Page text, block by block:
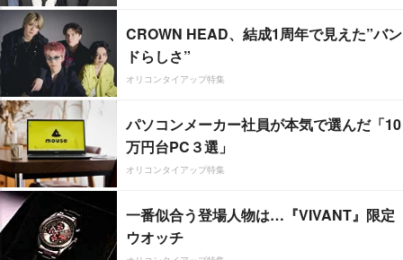
CROWN HEAD、結成1周年で見えた”バン
ドらしさ”
オリコンタイアップ特集
パソコンメーカー社員が本気で選んだ「10
万円台PC３選」
オリコンタイアップ特集
一番似合う登場人物は…『VIVANT』限定
ウオッチ